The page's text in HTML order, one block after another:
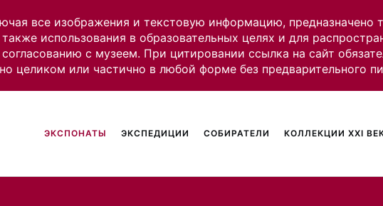
все изображения и текстовую информацию, предназначено
использования в образовательных целях и для
с музеем. При цитировании ссылка на сайт
целиком или частично в любой форме без предварительного
ЭКСПОНАТЫ ЭКСПЕДИЦИИ СОБИРАТЕЛИ КОЛЛЕКЦИИ XXI